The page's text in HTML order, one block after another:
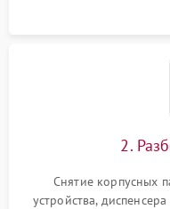
2.
Снятие корпусных
устройства,